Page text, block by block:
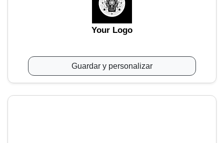
Your Logo
Guardar y personalizar